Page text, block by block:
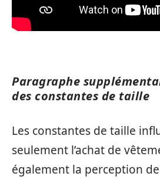
Paragraphe
des constantes de taille
Les constantes de taille
seulement l’achat de
également la perception